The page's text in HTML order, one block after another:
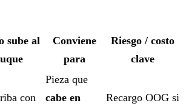
sube al
Conviene
para
Riesgo / costo
clave
con
Pieza que
cabe en
Recargo OOG si